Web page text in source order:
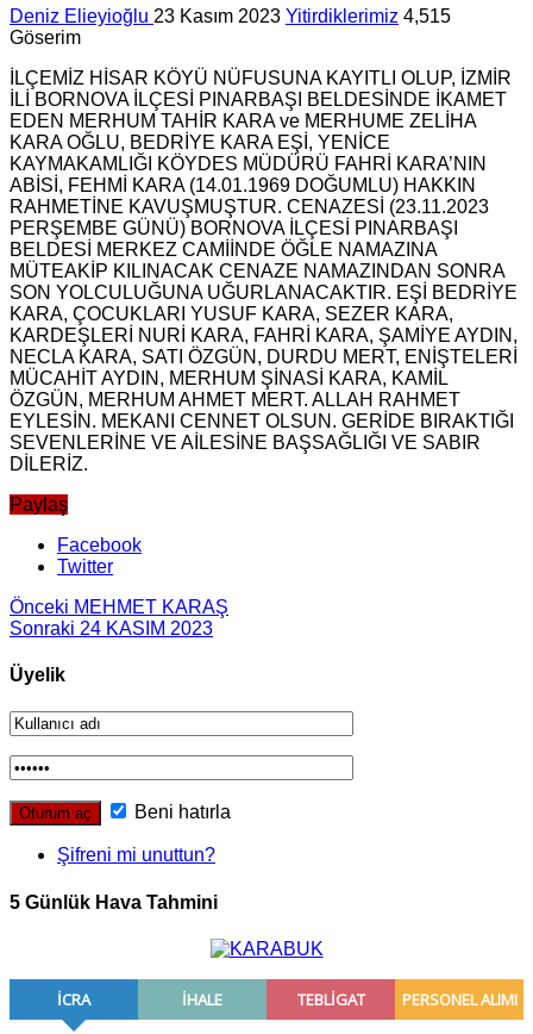
Deniz Elieyioğlu 23 Kasım 2023 Yitirdiklerimiz 4,515
Göserim
İLÇEMİZ HİSAR KÖYÜ NÜFUSUNA KAYITLI OLUP, İZMİR
İLİ BORNOVA İLÇESİ PINARBAŞI BELDESİNDE İKAMET
EDEN MERHUM TAHİR KARA ve MERHUME ZELİHA
KARA OĞLU, BEDRİYE KARA EŞİ, YENİCE
KAYMAKAMLIĞI KÖYDES MÜDÜRÜ FAHRİ KARA’NIN
ABİSİ, FEHMİ KARA (14.01.1969 DOĞUMLU) HAKKIN
RAHMETİNE KAVUŞMUŞTUR. CENAZESİ (23.11.2023
PERŞEMBE GÜNÜ) BORNOVA İLÇESİ PINARBAŞI
BELDESİ MERKEZ CAMİİNDE ÖĞLE NAMAZINA
MÜTEAKİP KILINACAK CENAZE NAMAZINDAN SONRA
SON YOLCULUĞUNA UĞURLANACAKTIR. EŞİ BEDRİYE
KARA, ÇOCUKLARI YUSUF KARA, SEZER KARA,
KARDEŞLERİ NURİ KARA, FAHRİ KARA, ŞAMİYE AYDIN,
NECLA KARA, SATI ÖZGÜN, DURDU MERT, ENİŞTELERİ
MÜCAHİT AYDIN, MERHUM ŞİNASİ KARA, KAMİL
ÖZGÜN, MERHUM AHMET MERT. ALLAH RAHMET
EYLESİN. MEKANI CENNET OLSUN. GERİDE BIRAKTIĞI
SEVENLERİNE VE AİLESİNE BAŞSAĞLIĞI VE SABIR
DİLERİZ.
Paylaş
Facebook
Twitter
Önceki MEHMET KARAŞ
Sonraki 24 KASIM 2023
Üyelik
Beni hatırla
Şifreni mi unuttun?
5 Günlük Hava Tahmini